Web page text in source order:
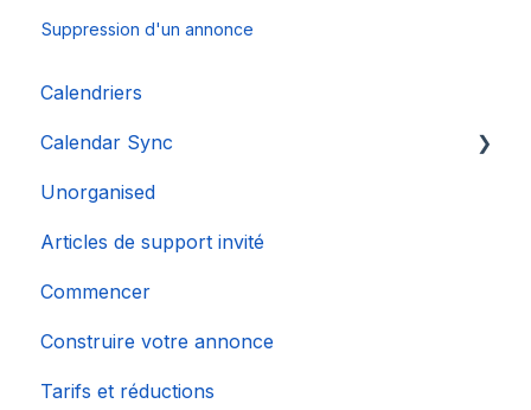
Suppression d'un annonce
Calendriers
Calendar Sync
Importation de calendriers populaires
Unorganised
Articles de support invité
Commencer
Construire votre annonce
Tarifs et réductions